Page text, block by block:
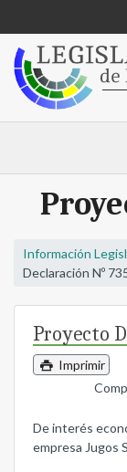
Información
Declaración Nº
Proyecto
Imprimir
De interés
empresa Jugos